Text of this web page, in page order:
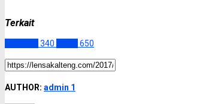
Terkait
340 650
AUTHOR: admin 1